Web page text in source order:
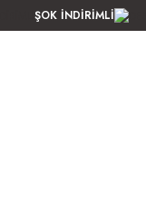
ŞOK İNDİRİMLİ